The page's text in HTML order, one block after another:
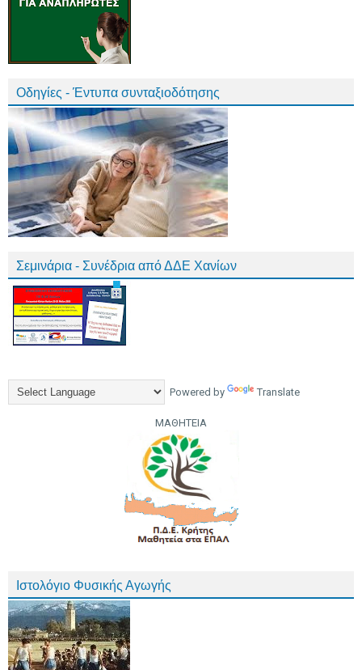
Οδηγίες - Έντυπα συνταξιοδότησης
Σεμινάρια - Συνέδρια από ΔΔΕ Χανίων
Powered by Translate
ΜΑΘΗΤΕΙΑ
Ιστολόγιο Φυσικής Αγωγής